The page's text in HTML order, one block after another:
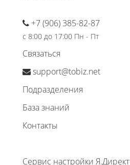
+7 (906) 385-82-87
с 8:00 до 17:00 Пн - Пт
Связаться
support@tobiz.net
Подразделения
База знаний
Контакты
Сервис настройки Я.Директ